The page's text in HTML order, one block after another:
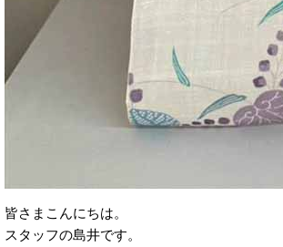
皆さまこんにちは。
スタッフの島井です。